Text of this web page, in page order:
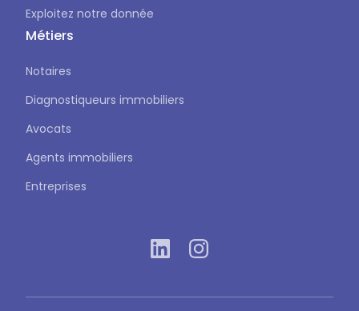
Exploitez notre donnée
Métiers
Notaires
Diagnostiqueurs immobiliers
Avocats
Agents immobiliers
Entreprises